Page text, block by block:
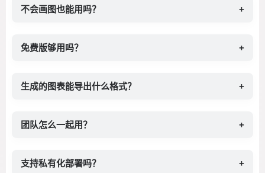
不会画图也能用吗？ +
免费版够用吗？ +
生成的图表能导出什么格式？ +
团队怎么一起用？ +
支持私有化部署吗？ +